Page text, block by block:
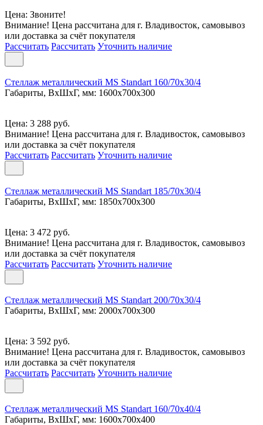
Цена: Звоните!
Внимание! Цена рассчитана для г. Владивосток, самовывоз
или доставка за счёт покупателя
Рассчитать Рассчитать Уточнить наличие
Стеллаж металлический MS Standart 160/70x30/4
Габариты, ВxШxГ, мм: 1600x700x300
Цена: 3 288 руб.
Внимание! Цена рассчитана для г. Владивосток, самовывоз
или доставка за счёт покупателя
Рассчитать Рассчитать Уточнить наличие
Стеллаж металлический MS Standart 185/70x30/4
Габариты, ВxШxГ, мм: 1850x700x300
Цена: 3 472 руб.
Внимание! Цена рассчитана для г. Владивосток, самовывоз
или доставка за счёт покупателя
Рассчитать Рассчитать Уточнить наличие
Стеллаж металлический MS Standart 200/70x30/4
Габариты, ВxШxГ, мм: 2000x700x300
Цена: 3 592 руб.
Внимание! Цена рассчитана для г. Владивосток, самовывоз
или доставка за счёт покупателя
Рассчитать Рассчитать Уточнить наличие
Стеллаж металлический MS Standart 160/70x40/4
Габариты, ВxШxГ, мм: 1600x700x400